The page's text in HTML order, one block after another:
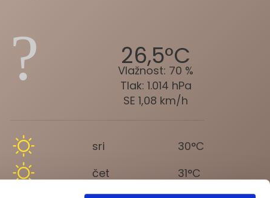
26,5°C
Vlažnost: 70 %
Tlak: 1.014 hPa
SE 1,08 km/h
sri
30°C
čet
31°C